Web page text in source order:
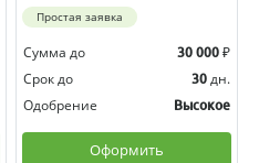
Простая заявка
Сумма до 30 000 ₽
Срок до
30 дн.
Одобрение
Высокое
Оформить